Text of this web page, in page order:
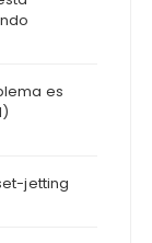
es
jetting